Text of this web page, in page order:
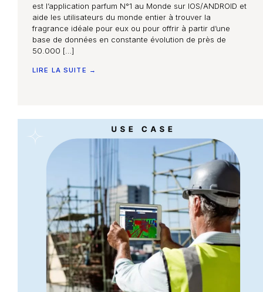
Accueil
Nos compétences
Notre équipe
est l’application parfum N°1 au Monde sur IOS/ANDROID et
aide les utilisateurs du monde entier à trouver la
fragrance idéale pour eux ou pour offrir à partir d’une
base de données en constante évolution de près de
50.000 […]
LIRE LA SUITE →